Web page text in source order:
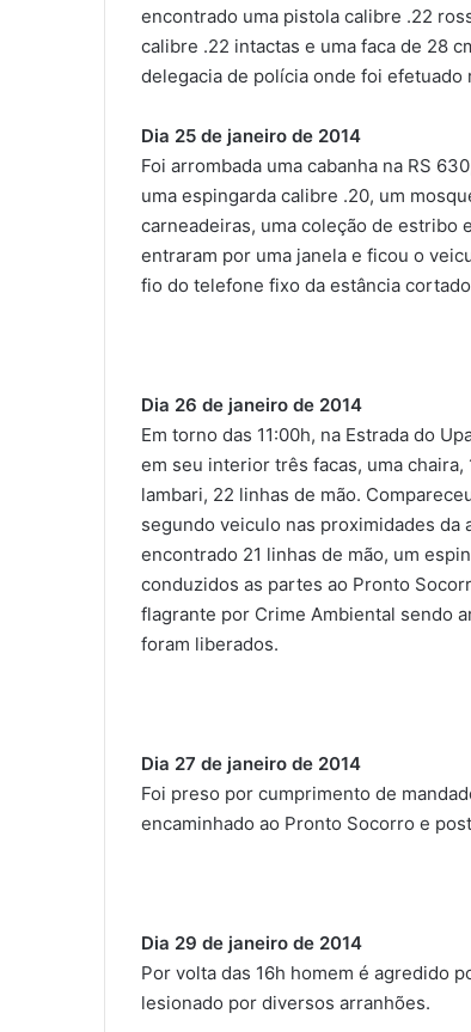
encontrado uma pistola calibre .22
calibre .22 intactas e uma faca de 28
delegacia de polícia onde foi
Dia 25 de janeiro de 2014
Foi arrombada uma cabanha na RS
uma espingarda calibre .20, um
carneadeiras, uma coleção de estribo
entraram por uma janela e ficou o
fio do telefone fixo da estância
Dia 26 de janeiro de 2014
Em torno das 11:00h, na Estrada do
em seu interior três facas, uma
lambari, 22 linhas de mão.
segundo veiculo nas proximidades
encontrado 21 linhas de mão, um
conduzidos as partes ao Pronto
flagrante por Crime Ambiental sendo
foram liberados.
Dia 27 de janeiro de 2014
Foi preso por cumprimento de
encaminhado ao Pronto Socorro e
Dia 29 de janeiro de 2014
Por volta das 16h homem é agredido
lesionado por diversos arranhões.